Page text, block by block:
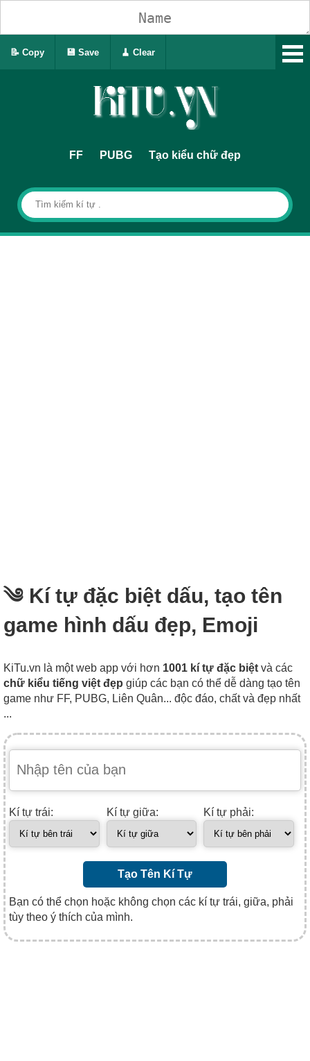
FF PUBG Tạo kiểu chữ đẹp
༄ Kí tự đặc biệt dấu, tạo tên
game hình dấu đẹp, Emoji
KiTu.vn là một web app với hơn 1001 kí tự đặc biệt và các
chữ kiểu tiếng việt đẹp giúp các bạn có thể dễ dàng tạo tên
game như FF, PUBG, Liên Quân... độc đáo, chất và đẹp nhất
...
Kí tự trái: Kí tự giữa: Kí tự phải:
Tạo Tên Kí Tự
Bạn có thể chọn hoặc không chọn các kí tự trái, giữa, phải
tùy theo ý thích của mình.
📝 Copy 💾 Save 🧹 Clear